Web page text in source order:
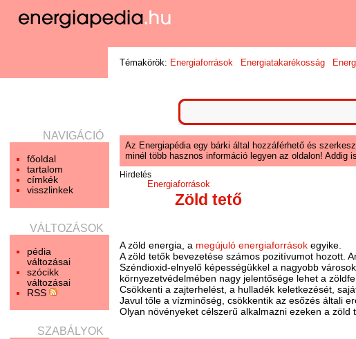
NAVIGÁCIÓ
főoldal
tartalom
címkék
visszlinkek
VÁLTOZÁSOK
pédia
változásai
szócikk
változásai
RSS
SZABÁLYOK
Témakörök: Energiaforrások Energiatakarékosság
Az Energiapédia egy bárki által hozzáférhető és
minél több hasznos információ legyen az oldalon! Addig
Hirdetés
Energiaforrások
Zöld tető
A zöld energia, a megújuló energiaforrások egyike.
A zöld tetők bevezetése számos pozitívumot hozott.
Széndioxid-elnyelő képességükkel a nagyobb
környezetvédelmében nagy jelentősége lehet a
Csökkenti a zajterhelést, a hulladék keletkezését,
Javul tőle a vízminőség, csökkentik az esőzés általi
Olyan növényeket célszerű alkalmazni ezeken a